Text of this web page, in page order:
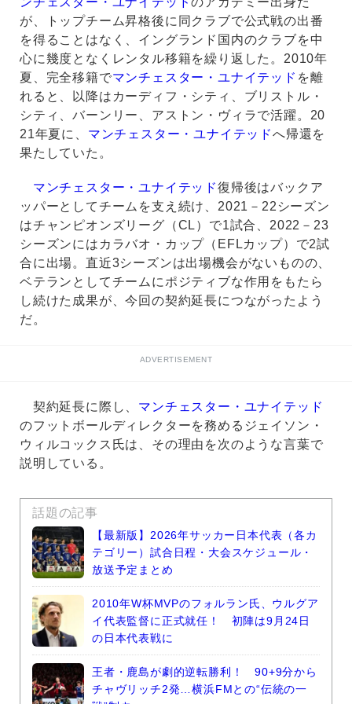
が、トップチーム昇格後に同クラブで公式戦の出番
を得ることはなく、イングランド国内のクラブを中
心に幾度となくレンタル移籍を繰り返した。2010年
夏、完全移籍でマンチェスター・ユナイテッド を離
れると、以降はカーディフ・シティ、ブリストル・
シティ、バーンリー、アストン・ヴィラで活躍。20
21年夏に、 マンチェスター・ユナイテッドへ帰還を
果たしていた。
マンチェスター・ユナイテッド復帰後はバックア
ッパーとしてチームを支え続け、2021－22シーズン
はチャンピオンズリーグ（CL）で1試合、2022－23
シーズンにはカラバオ・カップ（EFLカップ）で2試
合に出場。直近3シーズンは出場機会がないものの、
ベテランとしてチームにポジティブな作用をもたら
し続けた成果が、今回の契約延長につながったよう
だ。
ADVERTISEMENT
契約延長に際し、 マンチェスター・ユナイテッド
のフットボールディレクターを務めるジェイソン・
ウィルコックス氏は、その理由を次のような言葉で
説明している。
話題の記事
【最新版】2026年サッカー日本代表（各カ
テゴリー）試合日程・大会スケジュール・
放送予定まとめ
2010年W杯MVPのフォルラン氏、ウルグア
イ代表監督に正式就任！ 初陣は9月24日
の日本代表戦に
王者・鹿島が劇的逆転勝利！ 90+9分から
チャヴリッチ2発…横浜FMとの“伝統の一